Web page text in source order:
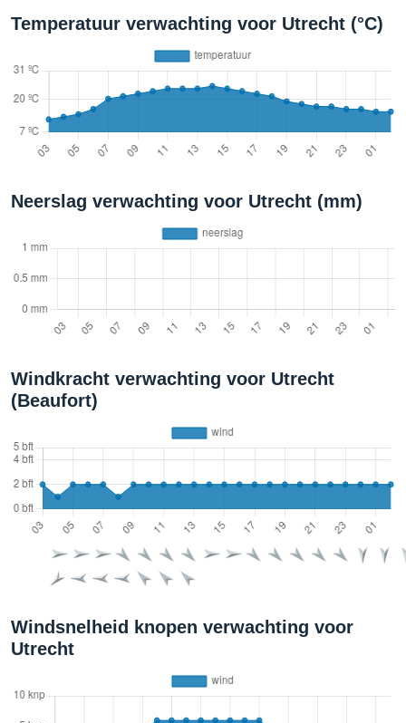
Temperatuur verwachting voor Utrecht (°C)
Neerslag verwachting voor Utrecht (mm)
Windkracht verwachting voor Utrecht
(Beaufort)
Windsnelheid knopen verwachting voor
Utrecht